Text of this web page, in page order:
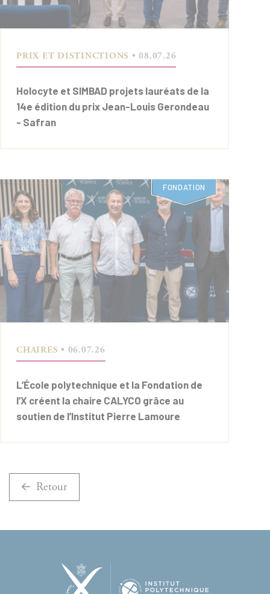
PRIX ET DISTINCTIONS • 08.07.26
Holocyte et SIMBAD projets lauréats de la
14e édition du prix Jean-Louis Gerondeau
- Safran
FONDATION
CHAIRES • 06.07.26
L’École polytechnique et la Fondation de
l’X créent la chaire CALYCO grâce au
soutien de l’Institut Pierre Lamoure
Retour